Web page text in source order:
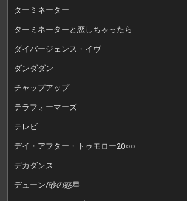
ターミネーター
ターミネーターと恋しちゃったら
ダイバージェンス・イヴ
ダンダダン
チャップアップ
テラフォーマーズ
テレビ
デイ・アフター・トゥモロー20○○
デカダンス
デューン/砂の惑星